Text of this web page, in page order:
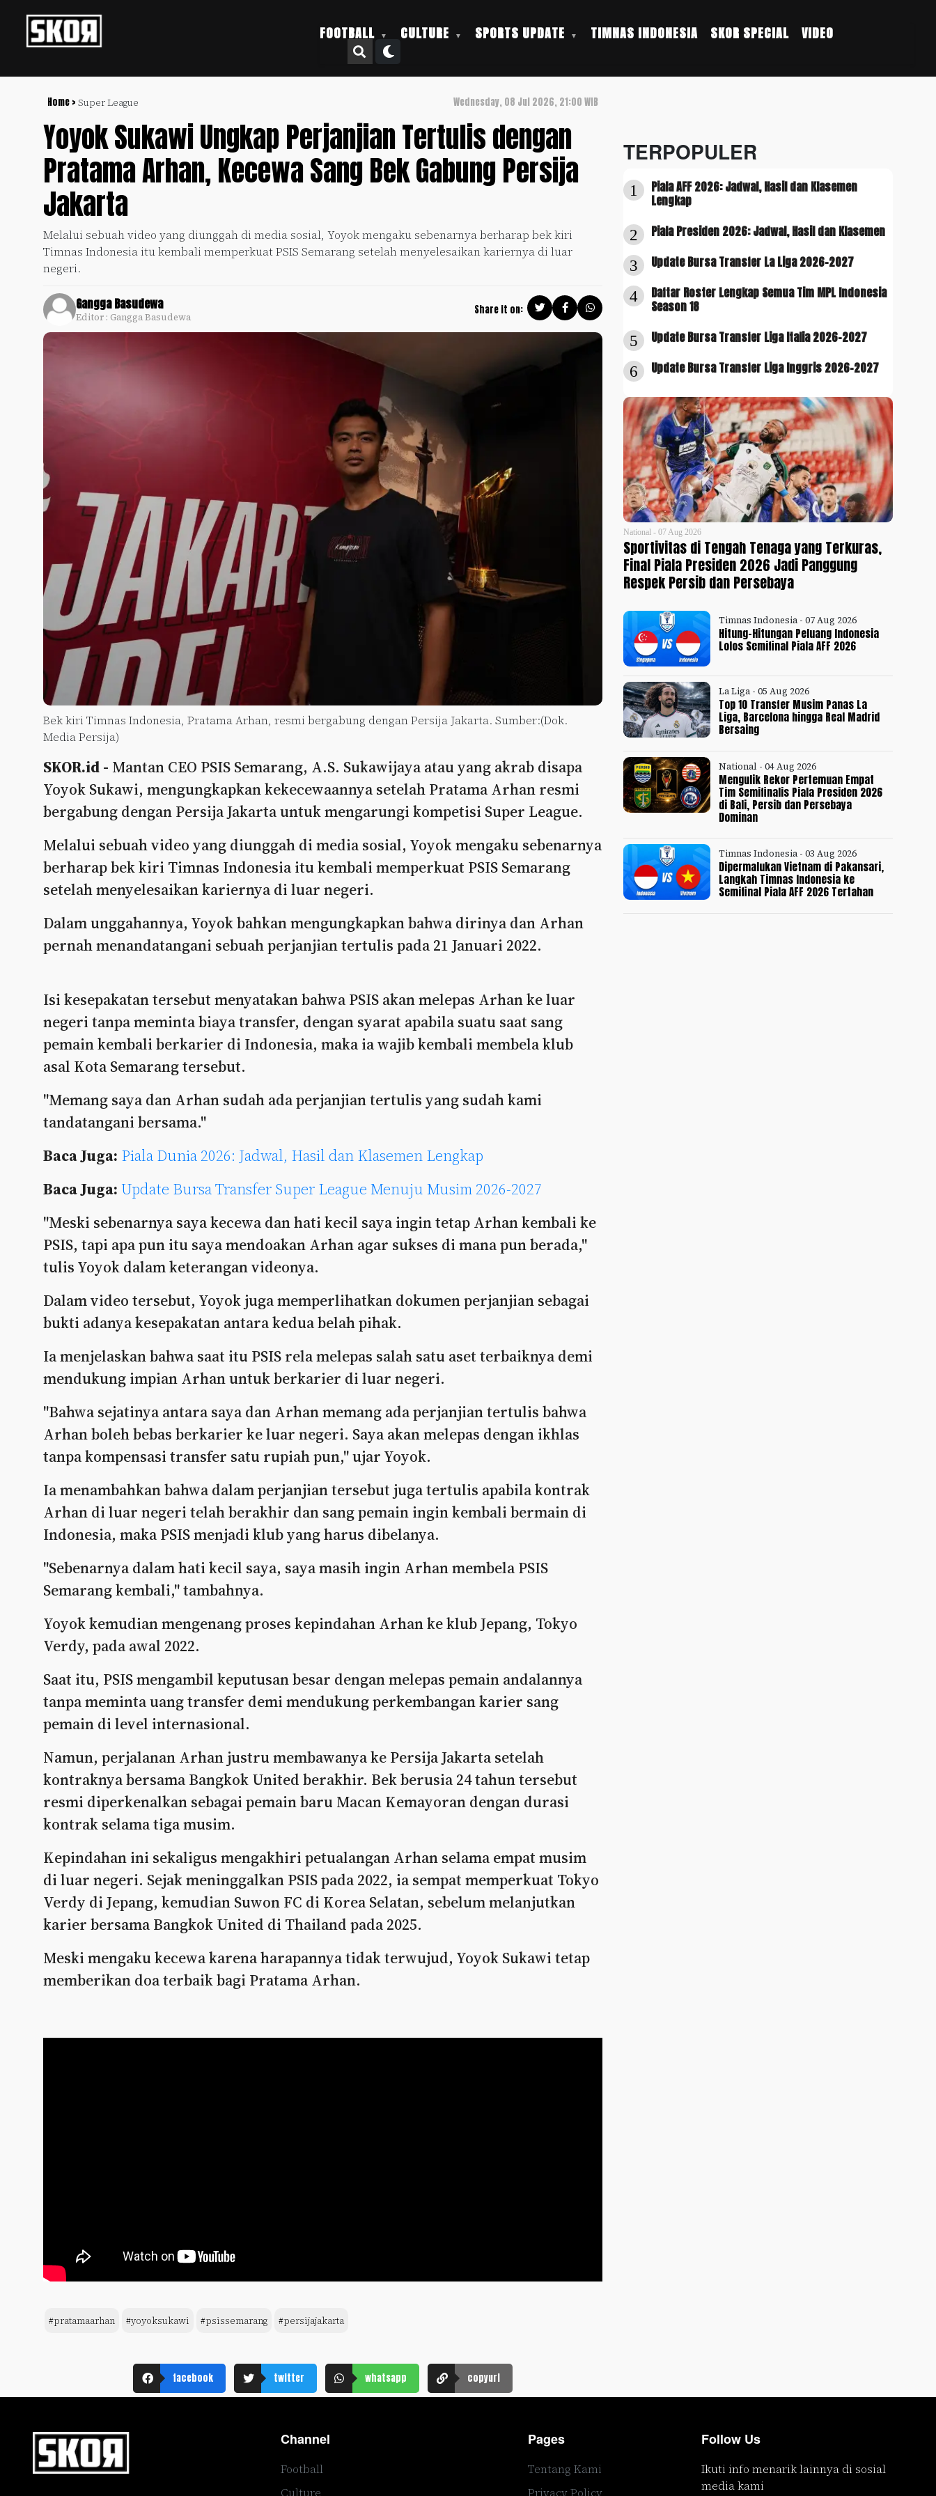
FOOTBALL CULTURE SPORTS UPDATE TIMNAS INDONESIA SKOR SPECIAL VIDEO
Home > Super League Wednesday, 08 Jul 2026, 21:00 WIB
Yoyok Sukawi Ungkap Perjanjian Tertulis dengan
Pratama Arhan, Kecewa Sang Bek Gabung Persija
Jakarta
Melalui sebuah video yang diunggah di media sosial, Yoyok mengaku sebenarnya berharap bek kiri
Timnas Indonesia itu kembali memperkuat PSIS Semarang setelah menyelesaikan kariernya di luar
negeri.
Gangga Basudewa
Editor : Gangga Basudewa
Share it on:
Bek kiri Timnas Indonesia, Pratama Arhan, resmi bergabung dengan Persija Jakarta. Sumber:(Dok.
Media Persija)
SKOR.id - Mantan CEO PSIS Semarang, A.S. Sukawijaya atau yang akrab disapa
Yoyok Sukawi, mengungkapkan kekecewaannya setelah Pratama Arhan resmi
bergabung dengan Persija Jakarta untuk mengarungi kompetisi Super League.
Melalui sebuah video yang diunggah di media sosial, Yoyok mengaku sebenarnya
berharap bek kiri Timnas Indonesia itu kembali memperkuat PSIS Semarang
setelah menyelesaikan kariernya di luar negeri.
Dalam unggahannya, Yoyok bahkan mengungkapkan bahwa dirinya dan Arhan
pernah menandatangani sebuah perjanjian tertulis pada 21 Januari 2022.
Isi kesepakatan tersebut menyatakan bahwa PSIS akan melepas Arhan ke luar
negeri tanpa meminta biaya transfer, dengan syarat apabila suatu saat sang
pemain kembali berkarier di Indonesia, maka ia wajib kembali membela klub
asal Kota Semarang tersebut.
"Memang saya dan Arhan sudah ada perjanjian tertulis yang sudah kami
tandatangani bersama."
Baca Juga: Piala Dunia 2026: Jadwal, Hasil dan Klasemen Lengkap
Baca Juga: Update Bursa Transfer Super League Menuju Musim 2026-2027
"Meski sebenarnya saya kecewa dan hati kecil saya ingin tetap Arhan kembali ke
PSIS, tapi apa pun itu saya mendoakan Arhan agar sukses di mana pun berada,"
tulis Yoyok dalam keterangan videonya.
Dalam video tersebut, Yoyok juga memperlihatkan dokumen perjanjian sebagai
bukti adanya kesepakatan antara kedua belah pihak.
Ia menjelaskan bahwa saat itu PSIS rela melepas salah satu aset terbaiknya demi
mendukung impian Arhan untuk berkarier di luar negeri.
"Bahwa sejatinya antara saya dan Arhan memang ada perjanjian tertulis bahwa
Arhan boleh bebas berkarier ke luar negeri. Saya akan melepas dengan ikhlas
tanpa kompensasi transfer satu rupiah pun," ujar Yoyok.
Ia menambahkan bahwa dalam perjanjian tersebut juga tertulis apabila kontrak
Arhan di luar negeri telah berakhir dan sang pemain ingin kembali bermain di
Indonesia, maka PSIS menjadi klub yang harus dibelanya.
"Sebenarnya dalam hati kecil saya, saya masih ingin Arhan membela PSIS
Semarang kembali," tambahnya.
Yoyok kemudian mengenang proses kepindahan Arhan ke klub Jepang, Tokyo
Verdy, pada awal 2022.
Saat itu, PSIS mengambil keputusan besar dengan melepas pemain andalannya
tanpa meminta uang transfer demi mendukung perkembangan karier sang
pemain di level internasional.
Namun, perjalanan Arhan justru membawanya ke Persija Jakarta setelah
kontraknya bersama Bangkok United berakhir. Bek berusia 24 tahun tersebut
resmi diperkenalkan sebagai pemain baru Macan Kemayoran dengan durasi
kontrak selama tiga musim.
Kepindahan ini sekaligus mengakhiri petualangan Arhan selama empat musim
di luar negeri. Sejak meninggalkan PSIS pada 2022, ia sempat memperkuat Tokyo
Verdy di Jepang, kemudian Suwon FC di Korea Selatan, sebelum melanjutkan
karier bersama Bangkok United di Thailand pada 2025.
Meski mengaku kecewa karena harapannya tidak terwujud, Yoyok Sukawi tetap
memberikan doa terbaik bagi Pratama Arhan.
#pratamaarhan #yoyoksukawi #psissemarang #persijajakarta
facebook twitter whatsapp copyurl
TERPOPULER
1
Piala AFF 2026: Jadwal, Hasil dan Klasemen
Lengkap
2 Piala Presiden 2026: Jadwal, Hasil dan Klasemen
3 Update Bursa Transfer La Liga 2026-2027
4
Daftar Roster Lengkap Semua Tim MPL Indonesia
Season 18
5 Update Bursa Transfer Liga Italia 2026-2027
6 Update Bursa Transfer Liga Inggris 2026-2027
National - 07 Aug 2026
Sportivitas di Tengah Tenaga yang Terkuras,
Final Piala Presiden 2026 Jadi Panggung
Respek Persib dan Persebaya
Timnas Indonesia - 07 Aug 2026
Hitung-Hitungan Peluang Indonesia
Lolos Semifinal Piala AFF 2026
La Liga - 05 Aug 2026
Top 10 Transfer Musim Panas La
Liga, Barcelona hingga Real Madrid
Bersaing
National - 04 Aug 2026
Mengulik Rekor Pertemuan Empat
Tim Semifinalis Piala Presiden 2026
di Bali, Persib dan Persebaya
Dominan
Timnas Indonesia - 03 Aug 2026
Dipermalukan Vietnam di Pakansari,
Langkah Timnas Indonesia ke
Semifinal Piala AFF 2026 Tertahan
Football +
Culture +
Sports
Update
+
Timnas
Indonesia
SPECIAL
Video
Policy
Pedoman
Pemberitaan
Media
Disclaimer
Tentang
Kami
Channel
Football
Culture
Pages
Tentang Kami
Privacy Policy
Follow Us
Ikuti info menarik lainnya di sosial
media kami